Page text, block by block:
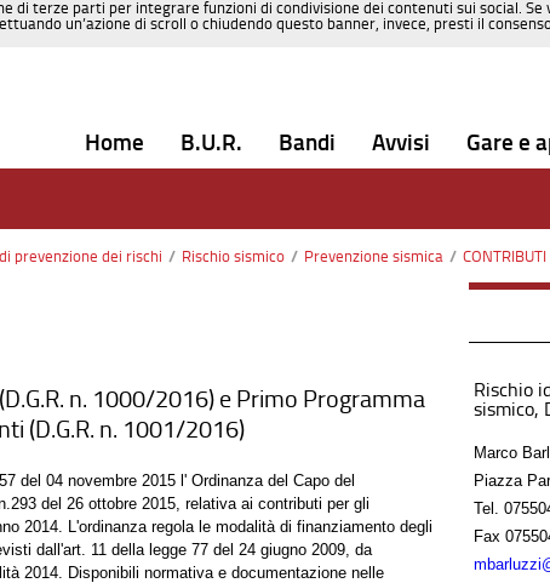
di terze parti per integrare funzioni di condivisione dei contenuti sui social. Se
un’azione di scroll o chiudendo questo banner, invece, presti il
Home B.U.R. Bandi Avvisi Gare e
prevenzione dei rischi / Rischio sismico / Prevenzione sismica / CONTRIBUTI
n. 1000/2016) e Primo Programma
(D.G.R. n. 1001/2016)
del 04 novembre 2015 l' Ordinanza del Capo del
del 26 ottobre 2015, relativa ai contributi per gli
2014. L'ordinanza regola le modalità di finanziamento degli
dall'art. 11 della legge 77 del 24 giugno 2009, da
2014. Disponibili normativa e documentazione nelle
Rischio
sismico,
Marco
Piazza
Tel.
Fax